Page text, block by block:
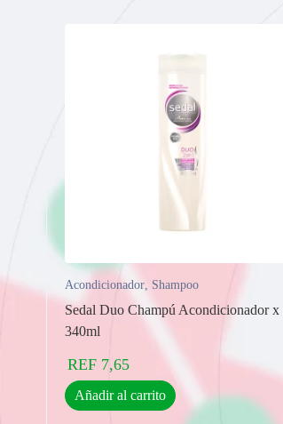
Acondicionador, Shampoo
Sedal Duo Champú Acondicionador x
340ml
REF 7,65
Añadir al carrito